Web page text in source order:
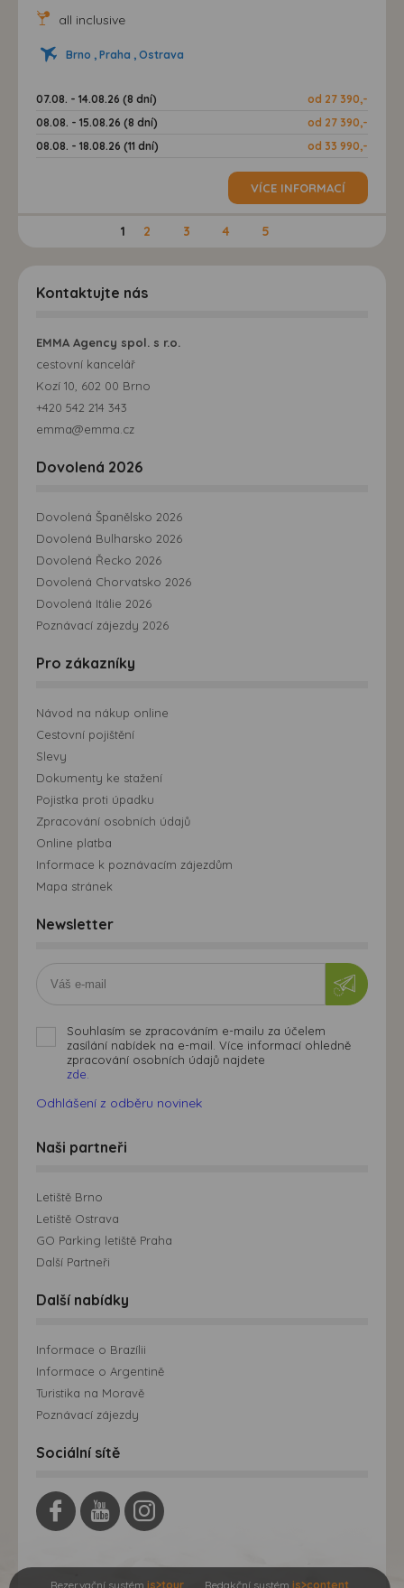
all inclusive
Brno , Praha , Ostrava
07.08. - 14.08.26 (8 dní)
od 27 390,-
08.08. - 15.08.26 (8 dní)
od 27 390,-
08.08. - 18.08.26 (11 dní)
od 33 990,-
VÍCE INFORMACÍ
1 2 3 4 5
Kontaktujte nás
EMMA Agency spol. s r.o.
cestovní kancelář
Kozí 10, 602 00 Brno
+420 542 214 343
emma@emma.cz
Dovolená 2026
Dovolená Španělsko 2026
Dovolená Bulharsko 2026
Dovolená Řecko 2026
Dovolená Chorvatsko 2026
Dovolená Itálie 2026
Poznávací zájezdy 2026
Pro zákazníky
Návod na nákup online
Cestovní pojištění
Slevy
Dokumenty ke stažení
Pojistka proti úpadku
Zpracování osobních údajů
Online platba
Informace k poznávacím zájezdům
Mapa stránek
Newsletter
Souhlasím se zpracováním e-mailu za účelem
zasílání nabídek na e-mail. Více informací ohledně
zpracování osobních údajů najdete
zde.
Odhlášení z odběru novinek
Naši partneři
Letiště Brno
Letiště Ostrava
GO Parking letiště Praha
Další Partneři
Další nabídky
Informace o Brazílii
Informace o Argentině
Turistika na Moravě
Poznávací zájezdy
Sociální sítě
Rezervační systém is>tour Redakční systém is>content